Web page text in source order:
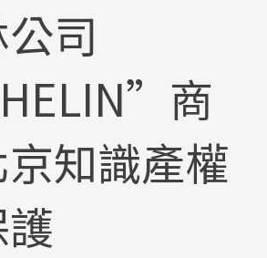
司
商
知識產權